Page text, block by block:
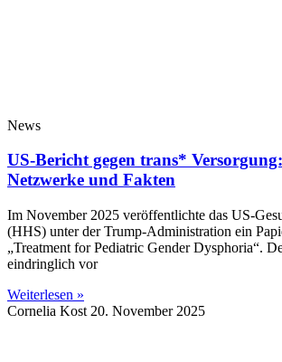
News
US-Bericht gegen trans*
Netzwerke und Fakten
Im November 2025 veröffentlichte das US-
(HHS) unter der Trump-Administration ein
„Treatment for Pediatric Gender Dysphoria“.
eindringlich vor
Weiterlesen »
Cornelia Kost 20. November 2025